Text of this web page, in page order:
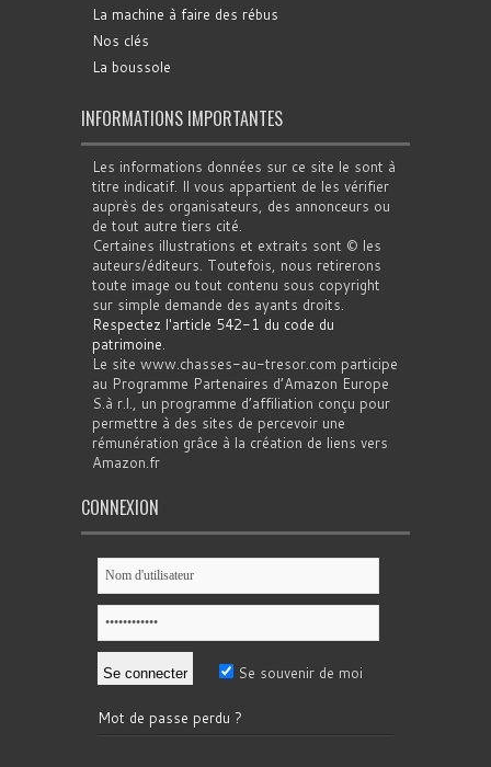
La machine à faire des rébus
Nos clés
La boussole
INFORMATIONS IMPORTANTES
Les informations données sur ce site le sont à
titre indicatif. Il vous appartient de les vérifier
auprès des organisateurs, des annonceurs ou
de tout autre tiers cité.
Certaines illustrations et extraits sont © les
auteurs/éditeurs. Toutefois, nous retirerons
toute image ou tout contenu sous copyright
sur simple demande des ayants droits.
Respectez l'article 542-1 du code du
patrimoine.
Le site www.chasses-au-tresor.com participe
au Programme Partenaires d’Amazon Europe
S.à r.l., un programme d’affiliation conçu pour
permettre à des sites de percevoir une
rémunération grâce à la création de liens vers
Amazon.fr
CONNEXION
Se souvenir de moi
Mot de passe perdu ?